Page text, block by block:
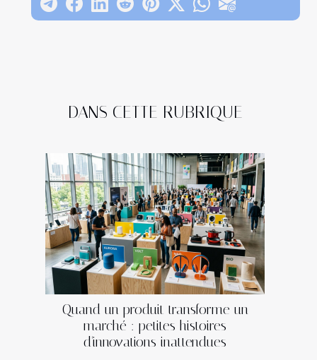
DANS CETTE RUBRIQUE
Quand un produit transforme un
marché : petites histoires
d'innovations inattendues